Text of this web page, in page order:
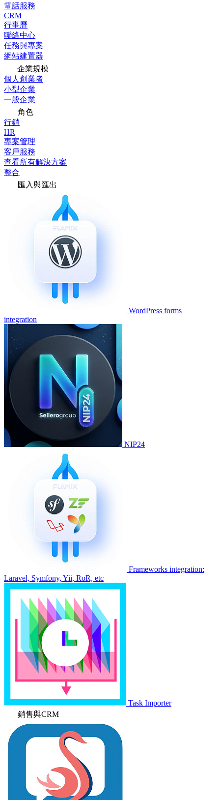
電話服務
CRM
行事曆
聯絡中心
任務與專案
網站建置器
企業規模
個人創業者
小型企業
一般企業
角色
行銷
HR
專案管理
客戶服務
查看所有解決方案
整合
匯入與匯出
WordPress forms
integration
NIP24
Frameworks integration:
Laravel, Symfony, Yii, RoR, etc
Task Importer
銷售與CRM